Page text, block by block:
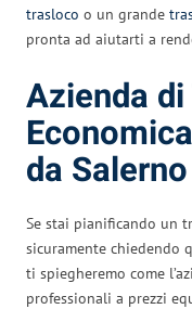
trasloco o un grande
pronta ad aiutarti a
Azienda
da
Se stai pianificando un
sicuramente chiedendo
ti spiegheremo come
professionali a prezzi